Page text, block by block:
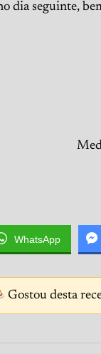
dia seguinte,
WhatsApp
Gostou desta